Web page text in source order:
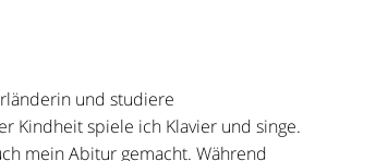
und studiere
Kindheit spiele ich Klavier und singe.
mein Abitur gemacht. Während